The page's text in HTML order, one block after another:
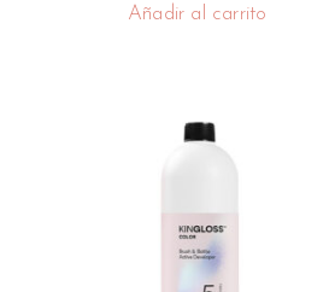
Añadir al carrito